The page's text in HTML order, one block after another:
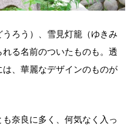
ろう）、雪見灯籠（ゆきみ
る名前のついたものも。透
、華麗なデザインのものが
奈良に多く、何気なく入っ